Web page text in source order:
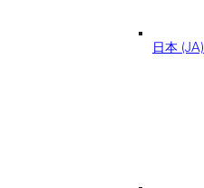
日本 (JA)